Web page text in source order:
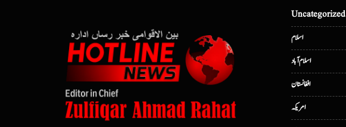
Uncategorized
اسلام
اسلام آباد
افغانستان
امریکہ